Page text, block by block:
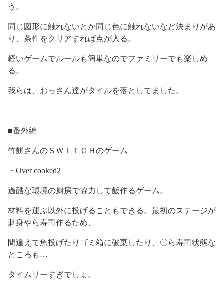
う。
同じ図形に触れないとか同じ色に触れないなど決まりがあ
り、条件をクリアすれば点が入る。
軽いゲームでルールも簡単なのでファミリーでも楽しめ
る。
我らは、おっさん達がタイルを落としてました。
■番外編
竹餅さんのＳＷＩＴＣＨのゲーム
・Over cooked2
過酷な環境の厨房で協力して飯作るゲーム。
材料を運ぶ以外に投げることもできる。最初のステージが
刺身やら寿司作るため、
間違えて魚投げたりゴミ箱に破棄したり、〇ら寿司状態な
ところも…
タイムリーすぎでしょ。